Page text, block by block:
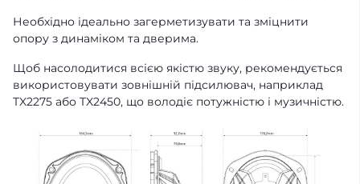
Необхідно ідеально загерметизувати та зміцнити
опору з динаміком та дверима.
Щоб насолодитися всією якістю звуку, рекомендується
використовувати зовнішній підсилювач, наприклад
TX2275 або TX2450, що володіє потужністю і музичністю.